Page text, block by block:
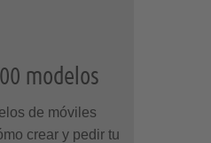
modelos
de móviles
crear y pedir tu